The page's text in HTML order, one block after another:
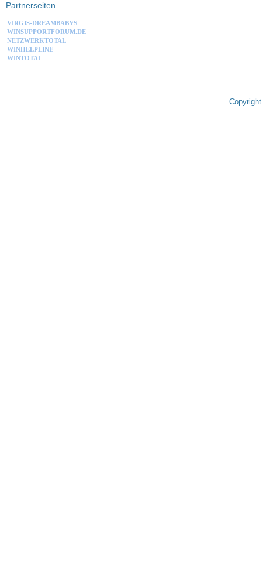
Partnerseiten
VIRGIS-DREAMBABYS
WINSUPPORTFORUM.DE
NETZWERKTOTAL
WINHELPLINE
WINTOTAL